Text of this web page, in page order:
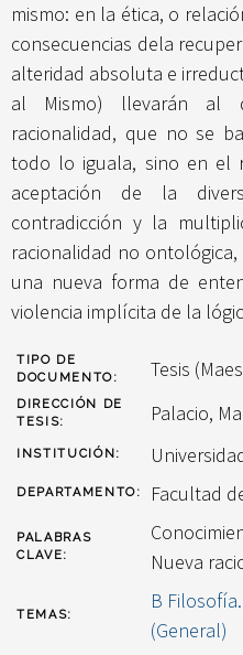
mismo: en la ética, o
consecuencias dela
alteridad absoluta e
al Mismo) llevarán al
racionalidad, que no se
todo lo iguala, sino en el
aceptación de la
contradicción y la
racionalidad no
una nueva forma de
violencia implícita de la
TIPO DE
DOCUMENTO:
Tesis
DIRECCIÓN DE
TESIS:
Palacio,
INSTITUCIÓN:
DEPARTAMENTO: Facultad
PALABRAS
CLAVE:
Nueva
TEMAS:
B
(General)